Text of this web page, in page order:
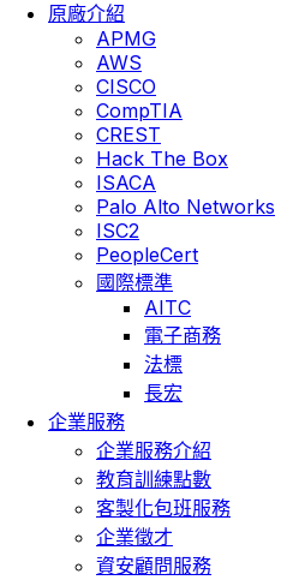
原廠介紹
APMG
AWS
CISCO
CompTIA
CREST
Hack The Box
ISACA
Palo Alto Networks
ISC2
PeopleCert
國際標準
AITC
電子商務
法標
長宏
企業服務
企業服務介紹
教育訓練點數
客製化包班服務
企業徵才
資安顧問服務